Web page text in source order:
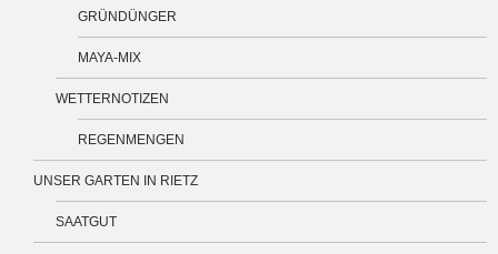
GRÜNDÜNGER
MAYA-MIX
WETTERNOTIZEN
REGENMENGEN
UNSER GARTEN IN RIETZ
SAATGUT